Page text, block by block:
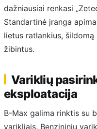
dažniausiai renkasi
Standartinė įranga
lietus ratlankius,
žibintus.
Variklių
eksploatacija
B-Max galima rinktis su
varikliais. Benzininių